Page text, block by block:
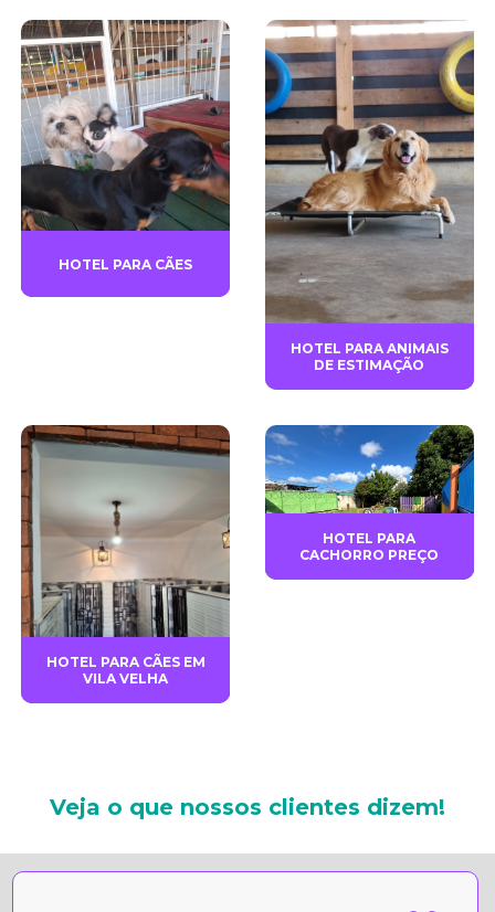
HOTEL PARA CÃES
HOTEL PARA ANIMAIS
DE ESTIMAÇÃO
HOTEL PARA CÃES EM
VILA VELHA
HOTEL PARA
CACHORRO PREÇO
Veja o que nossos clientes dizem!